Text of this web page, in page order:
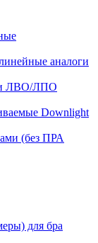
аналоги
ЛВО/ЛПО
Downlight
(без ПРА
для бра